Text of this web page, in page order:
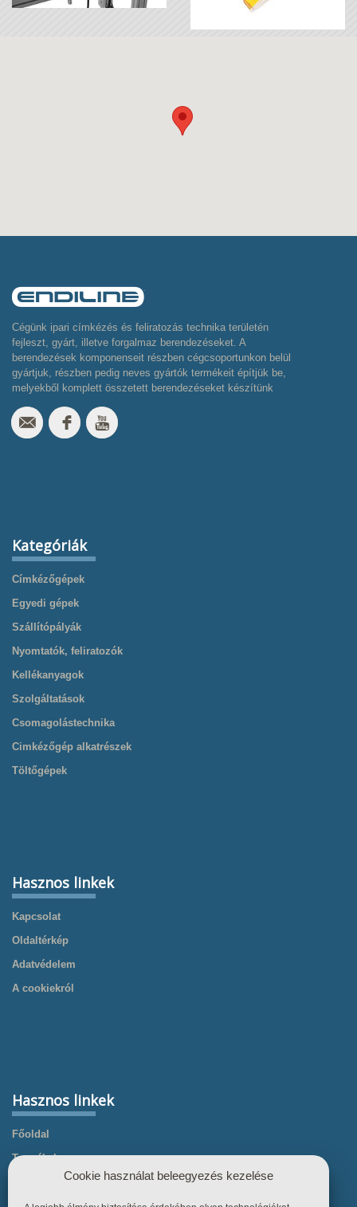
Cégünk ipari címkézés és feliratozás technika területén
fejleszt, gyárt, illetve forgalmaz berendezéseket. A
berendezések komponenseit részben cégcsoportunkon belül
gyártjuk, részben pedig neves gyártók termékeit építjük be,
melyekből komplett összetett berendezéseket készítünk
Kategóriák
Címkézőgépek
Egyedi gépek
Szállítópályák
Nyomtatók, feliratozók
Kellékanyagok
Szolgáltatások
Csomagolástechnika
Cimkézőgép alkatrészek
Töltőgépek
Hasznos linkek
Kapcsolat
Oldaltérkép
Adatvédelem
A cookiekról
Hasznos linkek
Főoldal
Termékek
ReferenciákCookie használat beleegyezés kezelése